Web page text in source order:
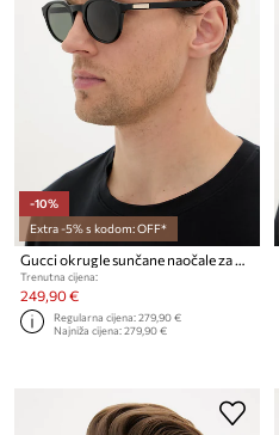
-10%
Extra -5% s kodom: OFF*
Gucci okrugle sunčane naočale za muškarce
Trenutna cijena:
249,90 €
Regularna cijena:279,90 €
Najniža cijena:279,90 €